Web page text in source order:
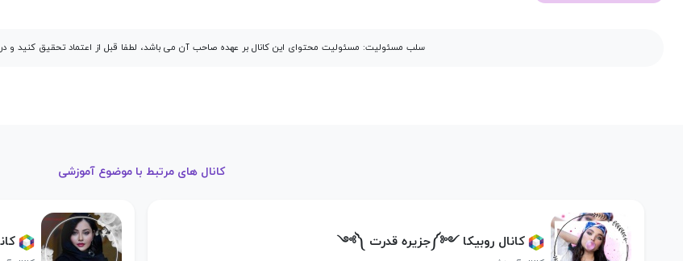
سلب مسئولیت: مسئولیت محتوای این کانال بر عهده صاحب آن می باشد، لطفا قبل از اعتماد تحقیق کنید
کانال های مرتبط با موضوع آموزشی
کانال روبیکا ༺༽جزیره قدرت ༼༻